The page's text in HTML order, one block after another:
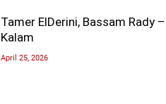
Tamer ElDerini, Bassam Rady –
Kalam
April 25, 2026